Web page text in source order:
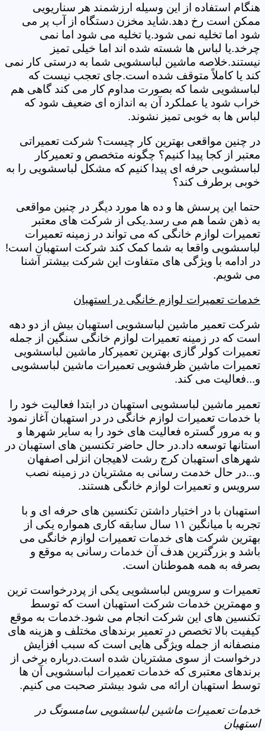
هنگام استفاده از این وسیله ارزشمند هر سناریویی
ممکن است رخ دهد.شاید مخزن دستگاه از آب پر می
شود اما تخلیه نمی شود.یا تخلیه می شود اما نمی
چرخد.یا لباس ها شسته شده اند اما خیلی تمیز
نیستند.خلاصه ماشین لباسشویی شما به درستی کار نمی
کند یا کاملاً متوقف شده است.جای تعجب نیست که
لباسشویی شما که بصورت مداوم کار می کند گاهی هم
خراب شود یا عملکرد آن به اندازه ای ضعیف شود که
لباس ها به خوبی تمیز نشوند.
در چنین مواقعی بهترین کار چیست؟ شرکت تعمیراتی
معتبر از کجا پیدا کنیم؟ چگونه متخصص و تعمیرکار
لباسشویی حرفه ای پیدا کنیم که مشکل لباسشویی را به
خوبی برطرف کند؟
حتما این پرسش ها و ده ها مورد دیگر در چنین مواقعی
به ذهن شما هم می رسد.یکی از شرکت های معتبر
تعمیرات لوازم خانگی که می تواند در زمینه تعمیرات
لباسشویی واقعا به شما کمک کند شرکت استهبان است!
در ادامه با ویژگی های متفاوت این شرکت بیشتر آشنا
می شویم.
خدمات تعمیرات لوازم خانگی در استهبان
شرکت تعمیر ماشین لباسشویی استهبان بیش از دو دهه
است که در زمینه تعمیرات لوازم خانگی سنگین از جمله
تعمیرات کولر گازی بهترین تعمیرکار ماشین لباسشویی
تعمیرات ماشین ظرفشویی تعمیرات ماشین لباسشویی
و...فعالیت می کند.
تعمیر ماشین لباسشویی استهبان در ابتدا فعالیت خود را
با خدمات تعمیرات لوازم خانگی در در استهبان آغاز نمود
و به مرور گستره فعالیت های خود را به سایر شهرها و
استانها توسعه داد.در حال حاضر تکنسین های استهبان در
شهرهای استهبان کرج رشت لاهیجان انزلی اصفهان
و...در حال خدمت رسانی به مشتریان در زمینه نصب
سرویس و تعمیرات لوازم خانگی هستند.
استهبان با در اختیار داشتن تکنسین های حرفه ای و با
تجربه با میانگین ۱۱ سال سابقه کاری همواره یکی از
بهترین شرکت های خدمات تعمیرات لوازم خانگی می
باشد و بزرگترین هدف آن خدمات رسانی به موقع و
بصرفه به همه هموطنان است.
تعمیرات و سرویس لباسشویی یکی از پردرخواست ترین
و مهمترین خدمات شرکت استهبان است که توسط
تکنسین های این شرکت انجام می شود.خدمات به موقع
کیفیت بالا تخصص در تعمیر برندهای مختلف و هزینه های
منصفانه از جمله ویژگی هایی است که سبب افزایش
درخواست از سوی مشتریان شده است.درباره برخی از
برندهای معتبری که خدمات تعمیرات لباسشویی آن ها
توسط استهبان ارائه می شود بیشتر صحبت می کنیم.
خدمات تعمیرات ماشین لباسشویی سامسونگ در
استهبان